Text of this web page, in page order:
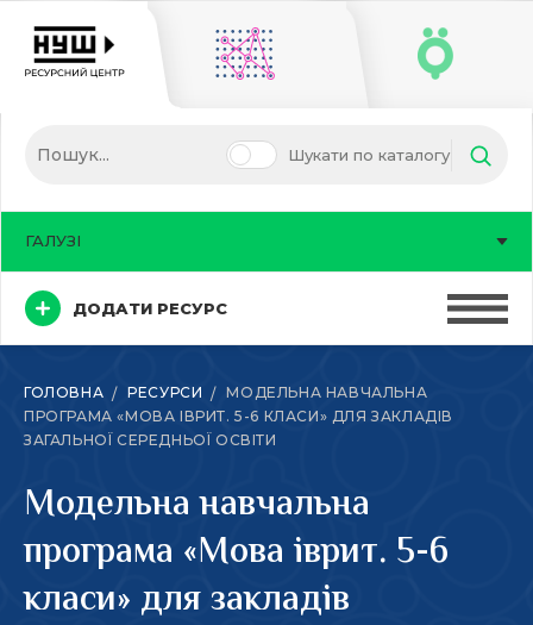
Шукати по каталогу
ДОДАТИ РЕСУРС
ГАЛУЗІ
ГОЛОВНА РЕСУРСИ
МОДЕЛЬНА НАВЧАЛЬНА
ПРОГРАМА «МОВА ІВРИТ. 5-6 КЛАСИ» ДЛЯ ЗАКЛАДІВ
ЗАГАЛЬНОЇ СЕРЕДНЬОЇ ОСВІТИ
Модельна навчальна
програма «Мова іврит. 5-6
класи» для закладів